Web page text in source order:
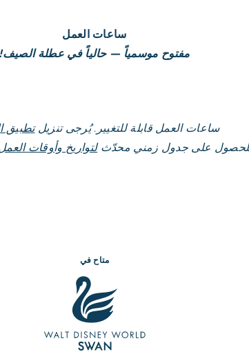
ساعات العمل
مفتوح موسمياً — حالياً في عطلة الصيف!
ساعات العمل قابلة للتغيير. يُرجى تنزيلتطبيق
على جدول زمني محدّثلتواريخ وأوقات
متاح في